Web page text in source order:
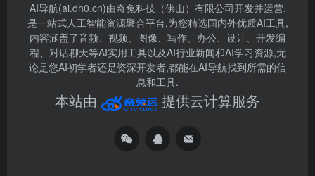
AI导航(ai.dh0.cn)由奇兔科技（佛山）有限公司开发并运营,
是一站式人工智能资源聚合平台,为您精选国内外优质AI工具,
内容涵盖了音频、视频、图像、写作、办公、设计、开发编
程、对话聊天等AI实用工具以及AI行业新闻和AI学习资源,无
论是您AI初学者还是资深开发者,都能在AI导航找到所需的信
息和工具.
本站由 提供云计算服务